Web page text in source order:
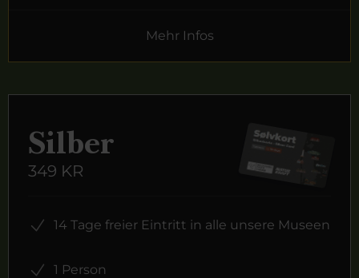
Mehr Infos
Silber
349 KR
14 Tage freier Eintritt in alle unsere Museen
1 Person